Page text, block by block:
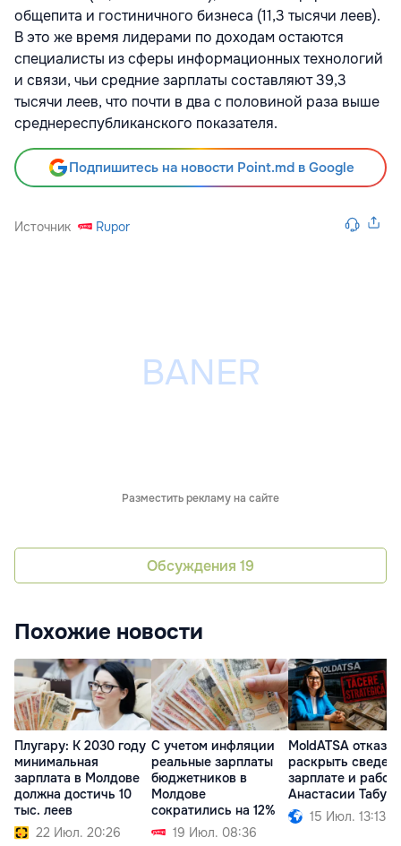
общепита и гостиничного бизнеса (11,3 тысячи леев).
В это же время лидерами по доходам остаются
специалисты из сферы информационных технологий
и связи, чьи средние зарплаты составляют 39,3
тысячи леев, что почти в два с половиной раза выше
среднереспубликанского показателя.
Подпишитесь на новости Point.md в Google
Источник Rupor
Разместить рекламу на сайте
Обсуждения 19
Похожие новости
Плугару: К 2030 году
минимальная
зарплата в Молдове
должна достичь 10
тыс. леев
22 Июл. 20:26
С учетом инфляции
реальные зарплаты
бюджетников в
Молдове
сократились на 12%
19 Июл. 08:36
MoldATSA
раскрыть
зарплате и
Анастасии
15 Июл. 13:13